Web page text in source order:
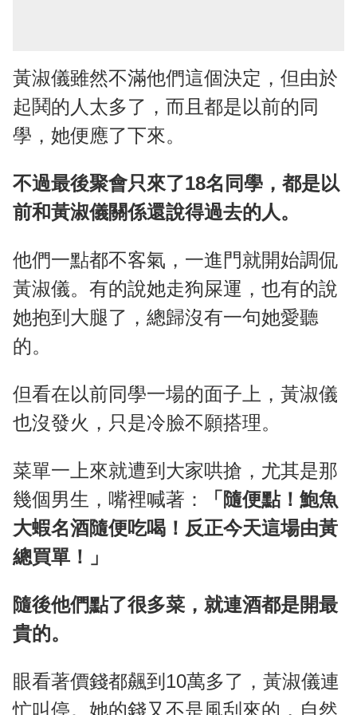
黃淑儀雖然不滿他們這個決定，但由於
起鬨的人太多了，而且都是以前的同
學，她便應了下來。
不過最後聚會只來了18名同學，都是以
前和黃淑儀關係還說得過去的人。
他們一點都不客氣，一進門就開始調侃
黃淑儀。有的說她走狗屎運，也有的說
她抱到大腿了，總歸沒有一句她愛聽
的。
但看在以前同學一場的面子上，黃淑儀
也沒發火，只是冷臉不願搭理。
菜單一上來就遭到大家哄搶，尤其是那
幾個男生，嘴裡喊著：
「隨便點！鮑魚
大蝦名酒隨便吃喝！反正今天這場由黃
總買單！」
隨後他們點了很多菜，就連酒都是開最
貴的。
眼看著價錢都飆到10萬多了，黃淑儀連
忙叫停。她的錢又不是風刮來的，自然